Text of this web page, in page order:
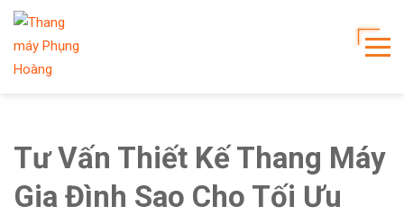
Tư Vấn Thiết Kế Thang Máy
Gia Đình Sao Cho Tối Ưu